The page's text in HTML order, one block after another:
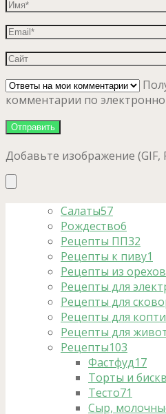
комментарии по
Добавьте изображение (GIF,
Салаты57
Рождество6
Рецепты ПП32
Рецепты к пиву1
Рецепты из
Рецепты для
Рецепты для
Рецепты для
Рецепты для
Рецепты103
Фастфуд17
Торты и
Тесто71
Сыр,